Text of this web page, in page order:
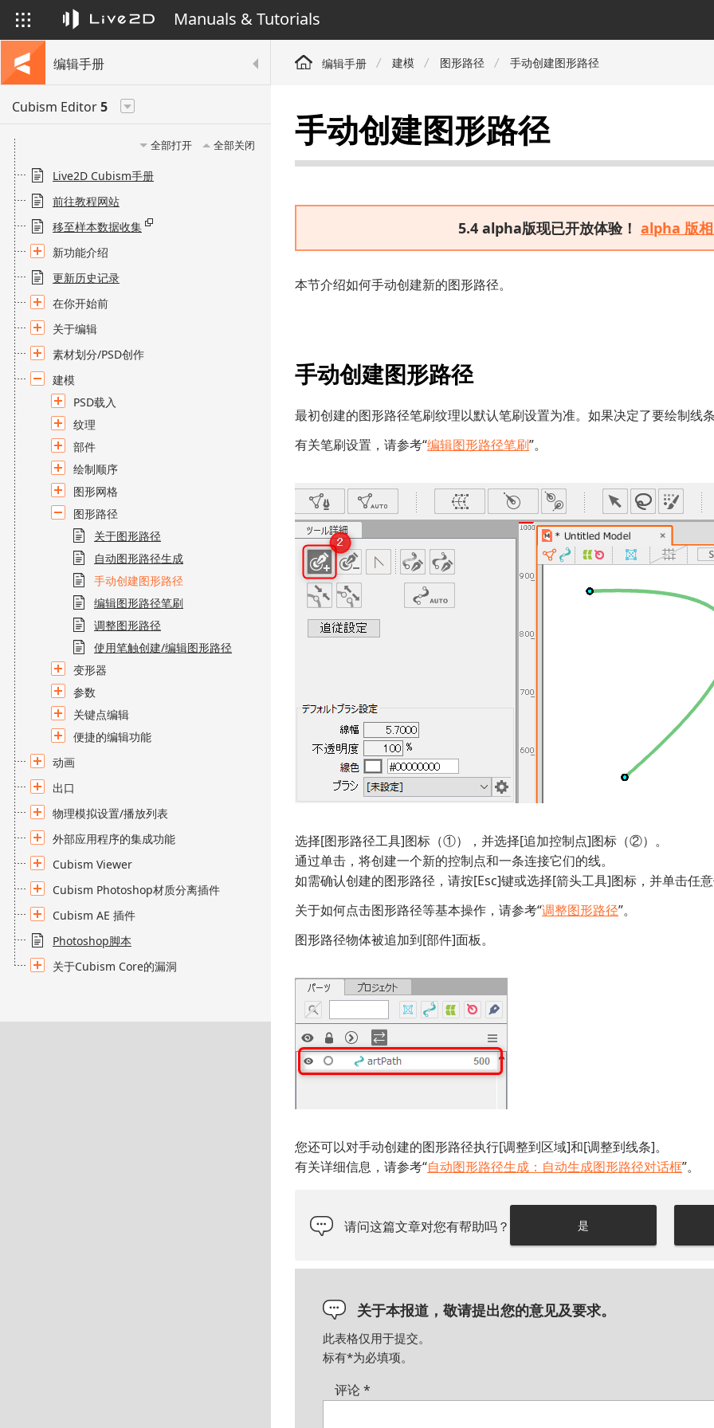
Manuals & Tutorials
编辑手册
Cubism Editor5
全部打开 全部关闭
Live2D Cubism手册
前往教程网站
移至样本数据收集
新功能介绍
更新历史记录
在你开始前
关于编辑
素材划分/PSD创作
建模
PSD载入
纹理
部件
绘制顺序
图形网格
图形路径
关于图形路径
自动图形路径生成
手动创建图形路径
编辑图形路径笔刷
调整图形路径
使用笔触创建/编辑图形路径
变形器
参数
关键点编辑
便捷的编辑功能
动画
出口
物理模拟设置/播放列表
外部应用程序的集成功能
Cubism Viewer
Cubism Photoshop材质分离插件
Cubism AE 插件
Photoshop脚本
关于Cubism Core的漏洞
编辑手册 建模 图形路径 手动创建图形路径
手动创建图形路径
5.4 alpha版现已开放体验！ alpha 版
本节介绍如何手动创建新的图形路径。
手动创建图形路径
最初创建的图形路径笔刷纹理以默认笔刷设置为准。如果决定了要绘制线
有关笔刷设置，请参考“编辑图形路径笔刷”。
选择[图形路径工具]图标（①），并选择[追加控制点]图标（②）。
通过单击，将创建一个新的控制点和一条连接它们的线。
如需确认创建的图形路径，请按[Esc]键或选择[箭头工具]图标，并单击任
关于如何点击图形路径等基本操作，请参考“调整图形路径”。
图形路径物体被追加到[部件]面板。
您还可以对手动创建的图形路径执行[调整到区域]和[调整到线条]。
有关详细信息，请参考“自动图形路径生成：自动生成图形路径对话框”。
请问这篇文章对您有帮助吗？ 是
关于本报道，敬请提出您的意见及要求。
此表格仅用于提交。
标有*为必填项。
评论*